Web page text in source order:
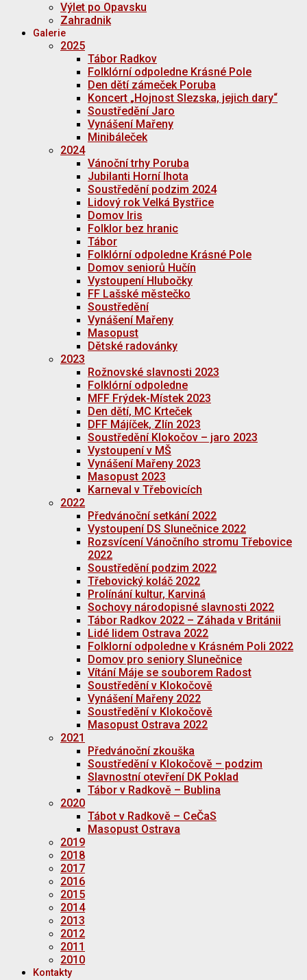
Výlet po Opavsku
Zahradnik
Galerie
2025
Tábor Radkov
Folklórní odpoledne Krásné Pole
Den dětí zámeček Poruba
Koncert „Hojnost Slezska, jejich dary“
Soustředění Jaro
Vynášení Mařeny
Minibáleček
2024
Vánoční trhy Poruba
Jubilanti Horní lhota
Soustředění podzim 2024
Lidový rok Velká Bystřice
Domov Iris
Folklor bez hranic
Tábor
Folklórní odpoledne Krásné Pole
Domov seniorů Hučín
Vystoupení Hlubočky
FF Lašské městečko
Soustředění
Vynášení Mařeny
Masopust
Dětské radovánky
2023
Rožnovské slavnosti 2023
Folklórní odpoledne
MFF Frýdek-Místek 2023
Den dětí, MC Krteček
DFF Májíček, Zlín 2023
Soustředění Klokočov – jaro 2023
Vystoupení v MŠ
Vynášení Mařeny 2023
Masopust 2023
Karneval v Třebovicích
2022
Předvánoční setkání 2022
Vystoupení DS Slunečnice 2022
Rozsvícení Vánočního stromu Třebovice
2022
Soustředění podzim 2022
Třebovický koláč 2022
Prolínání kultur, Karviná
Sochovy národopisné slavnosti 2022
Tábor Radkov 2022 – Záhada v Británii
Lidé lidem Ostrava 2022
Folklorní odpoledne v Krásném Poli 2022
Domov pro seniory Slunečnice
Vítání Máje se souborem Radost
Soustředění v Klokočově
Vynášení Mařeny 2022
Soustředění v Klokočově
Masopust Ostrava 2022
2021
Předvánoční zkouška
Soustředění v Klokočově – podzim
Slavnostní otevření DK Poklad
Tábor v Radkově – Bublina
2020
Tábot v Radkově – CeČaS
Masopust Ostrava
2019
2018
2017
2016
2015
2014
2013
2012
2011
2010
Kontakty